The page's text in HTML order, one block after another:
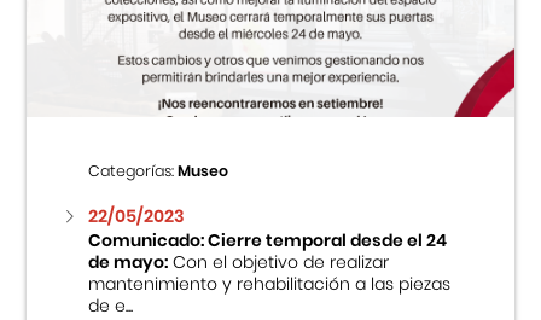
Centro Cultural Peruano Japonés
Museo de la Inmigración Japonesa
Fondo Editorial
Teatro Peruano Japonés
Categorías:Museo
22/05/2023
Comunicado: Cierre temporal desde el 24
de mayo:Con el objetivo de realizar
mantenimiento y rehabilitación a las piezas
de e...